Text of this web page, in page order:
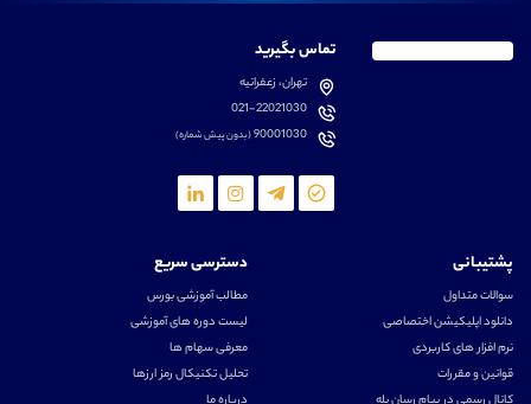
تماس بگیرید
تهران، زعفرانیه
021-22021030
90001030(بدون پیش شماره)
پشتیبانی
سوالات متداول
دانلود اپلیکیشن اختصاصی
نرم افزار های کاربردی
قوانین و مقررات
دسترسی سریع
مطالب آموزشی بورس
لیست دوره های آموزشی
معرفی سهام ها
تحلیل تکنیکال رمز ارزها